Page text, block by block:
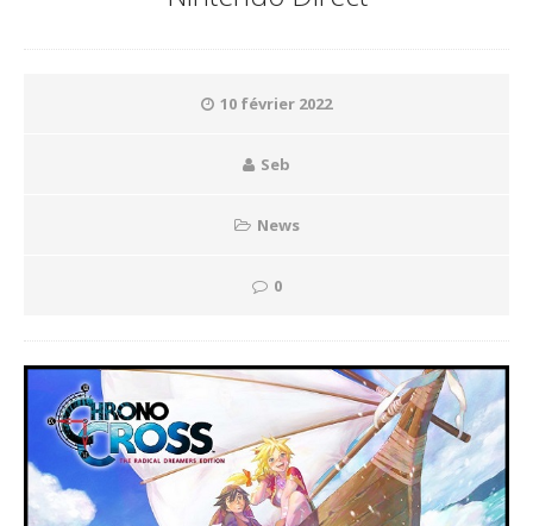
10 février 2022
Seb
News
0